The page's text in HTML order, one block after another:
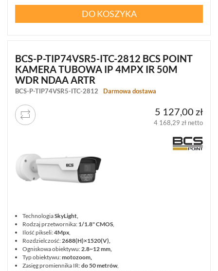
DO KOSZYKA
BCS-P-TIP74VSR5-ITC-2812 BCS POINT
KAMERA TUBOWA IP 4MPX IR 50M
WDR NDAA ARTR
BCS-P-TIP74VSR5-ITC-2812 Darmowa dostawa
5 127,00 zł
4 168,29 zł netto
TechnologiaSkyLight,
Rodzaj przetwornika: 1/1.8" CMOS,
Ilość pikseli:4Mpx,
Rozdzielczość:2688(H)×1520(V),
Ogniskowa obiektywu:2.8~12 mm,
Typ obiektywu:motozoom,
Zasięg promiennika IR:do 50 metrów,